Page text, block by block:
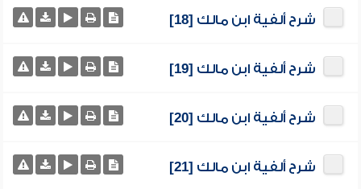
شرح ألفية ابن مالك [18]
شرح ألفية ابن مالك [19]
شرح ألفية ابن مالك [20]
شرح ألفية ابن مالك [21]